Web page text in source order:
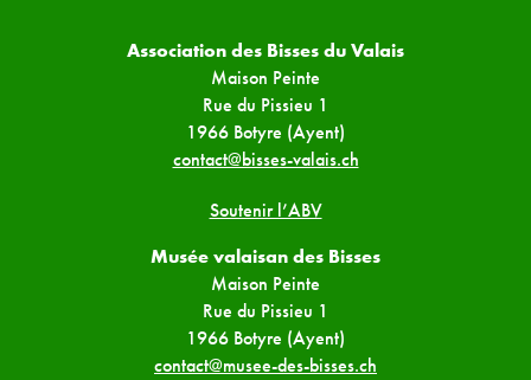
Association des Bisses du Valais
Maison Peinte
Rue du Pissieu 1
1966 Botyre (Ayent)
contact@bisses-valais.ch
Soutenir l’ABV
Musée valaisan des Bisses
Maison Peinte
Rue du Pissieu 1
1966 Botyre (Ayent)
contact@musee-des-bisses.ch